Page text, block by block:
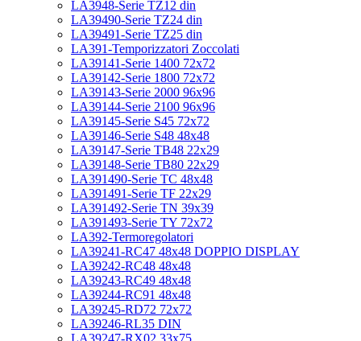
LA3948-Serie TZ12 din
LA39490-Serie TZ24 din
LA39491-Serie TZ25 din
LA391-Temporizzatori Zoccolati
LA39141-Serie 1400 72x72
LA39142-Serie 1800 72x72
LA39143-Serie 2000 96x96
LA39144-Serie 2100 96x96
LA39145-Serie S45 72x72
LA39146-Serie S48 48x48
LA39147-Serie TB48 22x29
LA39148-Serie TB80 22x29
LA391490-Serie TC 48x48
LA391491-Serie TF 22x29
LA391492-Serie TN 39x39
LA391493-Serie TY 72x72
LA392-Termoregolatori
LA39241-RC47 48x48 DOPPIO DISPLAY
LA39242-RC48 48x48
LA39243-RC49 48x48
LA39244-RC91 48x48
LA39245-RD72 72x72
LA39246-RL35 DIN
LA39247-RX02 33x75